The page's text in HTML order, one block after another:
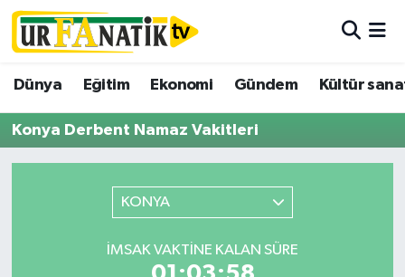
Dünya Eğitim Ekonomi Gündem Kültür
Konya Derbent Namaz Vakitleri
KONYA
İMSAK VAKTINE KALAN SÜRE
Trafik Durumu
Süper Lig Puan Durumu ve Fikstür
Tüm Manşetler
Son Dakika Haberleri